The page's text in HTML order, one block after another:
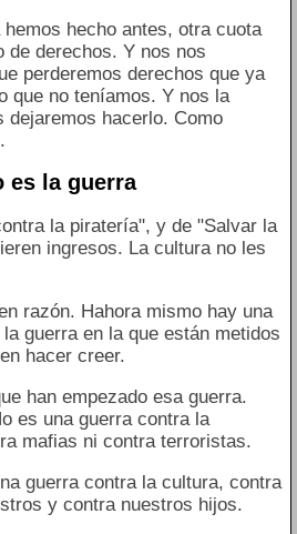
hecho antes, otra cuota
de derechos. Y nos nos
perderemos derechos que ya
que no teníamos. Y nos la
hacerlo. Como
es la guerra
la piratería", y de "Salvar la
ingresos. La cultura no les
razón. Hahora mismo hay una
guerra en la que están metidos
hacer creer.
han empezado esa guerra.
es una guerra contra la
mafias ni contra terroristas.
guerra contra la cultura, contra
y contra nuestros hijos.